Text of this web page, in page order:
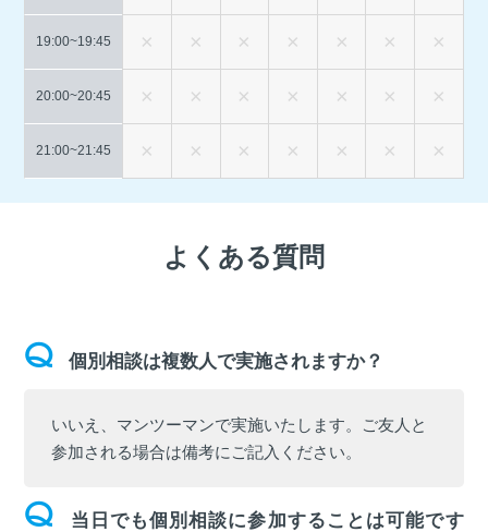
19:00~19:45
20:00~20:45
21:00~21:45
よくある質問
個別相談は複数人で実施されますか？
いいえ、マンツーマンで実施いたします。ご友人と
参加される場合は備考にご記入ください。
当日でも個別相談に参加することは可能です